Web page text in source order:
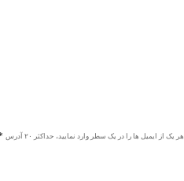
هر یک از ایمیل ها را در یک سطر وارد نمایید، حداکثر ۲۰ آدرس